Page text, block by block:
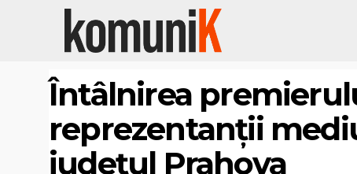
Întâlnirea
reprezentanții
județul Prahova